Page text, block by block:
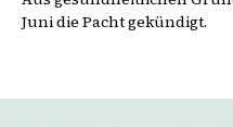
Juni die Pacht gekündigt.